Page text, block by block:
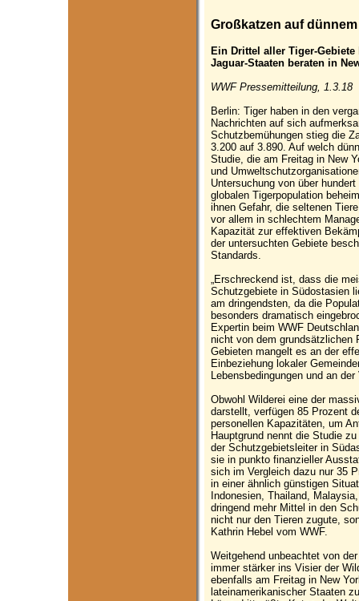
Großkatzen auf
Ein Drittel aller Tiger-
Jaguar-Staaten beraten in
WWF Pressemitteilung, 1.3.18
Berlin: Tiger haben in den
Nachrichten auf sich
Schutzbemühungen stieg die
3.200 auf 3.890. Auf welch
Studie, die am Freitag in New
und
Untersuchung von über
globalen Tigerpopulation
ihnen Gefahr, die seltenen
vor allem in schlechtem
Kapazität zur effektiven
der untersuchten Gebiete
Standards.
„Erschreckend ist, dass die
Schutzgebiete in Südostasien
am dringendsten, da die
besonders dramatisch
Expertin beim WWF
nicht von dem grundsätzlichen
Gebieten mangelt es an der
Einbeziehung lokaler
Lebensbedingungen und an
Obwohl Wilderei eine der
darstellt, verfügen 85 Prozent
personellen Kapazitäten, um
Hauptgrund nennt die Studie
der Schutzgebietsleiter in
sie in punkto finanzieller
sich im Vergleich dazu nur 35
in einer ähnlich günstigen
Indonesien, Thailand,
dringend mehr Mittel in den
nicht nur den Tieren zugute,
Kathrin Hebel vom WWF.
Weitgehend unbeachtet von
immer stärker ins Visier der
ebenfalls am Freitag in New
lateinamerikanischer Staaten